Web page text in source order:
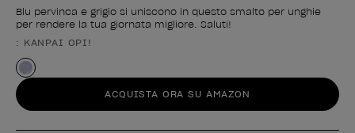
Blu pervinca e grigio si uniscono in questo smalto per unghie
per rendere la tua giornata migliore. Saluti!
Forma del prodotto
: KANPAI OPI!
ACQUISTA ORA SU AMAZON